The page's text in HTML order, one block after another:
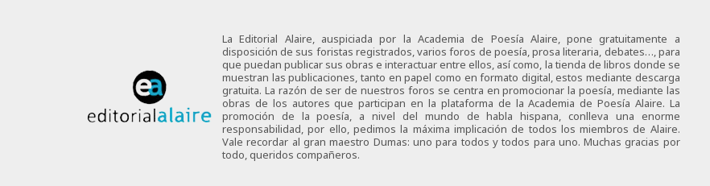
La Editorial Alaire, auspiciada por la Academia de Poesía Alaire, pone gratuitamente a
disposición de sus foristas registrados, varios foros de poesía, prosa literaria, debates…, para
que puedan publicar sus obras e interactuar entre ellos, así como, la tienda de libros donde se
muestran las publicaciones, tanto en papel como en formato digital, estos mediante descarga
gratuita. La razón de ser de nuestros foros se centra en promocionar la poesía, mediante las
obras de los autores que participan en la plataforma de la Academia de Poesía Alaire. La
promoción de la poesía, a nivel del mundo de habla hispana, conlleva una enorme
responsabilidad, por ello, pedimos la máxima implicación de todos los miembros de Alaire.
Vale recordar al gran maestro Dumas: uno para todos y todos para uno. Muchas gracias por
todo, queridos compañeros.